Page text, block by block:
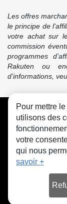
Les offres
le principe de
votre achat sur
commission
programmes
Rakuten ou
d’informations,
Pour mettre
utilisons des
votre
qui nous
savoir +